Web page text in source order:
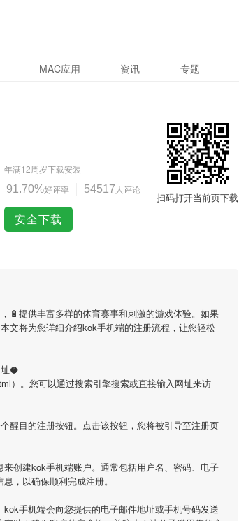
MAC应用 资讯 专题
年满12周岁下载安装
91.70%好评率 54517 人评论
安全下载
扫码打开当前页下载
🔋提供丰富多样的体育赛事和刺激的游戏体验。如果
文将为您详细介绍kok手机端的注册流程，让您轻松
🥥
）。您可以通过搜索引擎搜索或直接输入网址来访
醒目的注册按钮。点击该按钮，您将被引导至注册页
来创建kok手机端账户。通常包括用户名、密码、电子
，以确保顺利完成注册。
kok手机端会向您提供的电子邮件地址或手机号码发送